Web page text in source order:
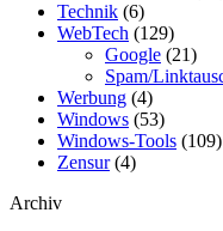
Technik (6)
WebTech (129)
Google (21)
Spam/
Werbung (4)
Windows (53)
Windows-Tools (109)
Zensur(4)
Archiv